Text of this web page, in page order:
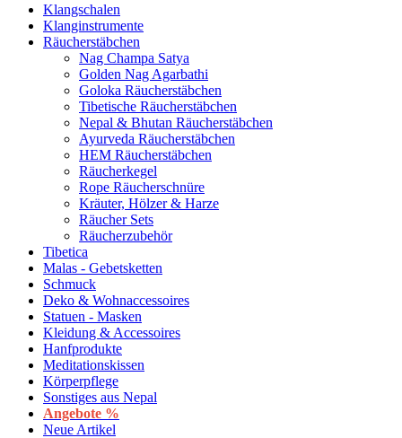
Klangschalen
Klanginstrumente
Räucherstäbchen
Nag Champa Satya
Golden Nag Agarbathi
Goloka Räucherstäbchen
Tibetische Räucherstäbchen
Nepal & Bhutan Räucherstäbchen
Ayurveda Räucherstäbchen
HEM Räucherstäbchen
Räucherkegel
Rope Räucherschnüre
Kräuter, Hölzer & Harze
Räucher Sets
Räucherzubehör
Tibetica
Malas - Gebetsketten
Schmuck
Deko & Wohnaccessoires
Statuen - Masken
Kleidung & Accessoires
Hanfprodukte
Meditationskissen
Körperpflege
Sonstiges aus Nepal
Angebote %
Neue Artikel